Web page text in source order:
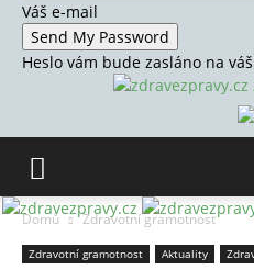
Váš e-mail
Heslo vám bude zasláno na
Domů Zdravotní gramotnost
Zdravotní gramotnost Aktuality